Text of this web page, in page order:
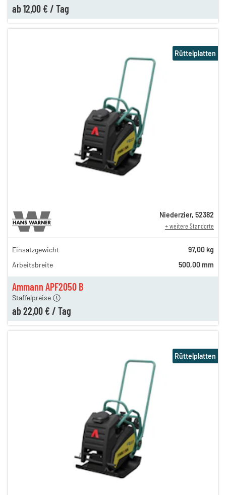
ab 12,00 € / Tag
Ammann APF2050 B
35,00 €
27,00 €
Staffelpreise
ab 22,00 € / Tag
Rüttelplatten
Niederzier, 52382
+ weitere Standorte
Einsatzgewicht
97,00 kg
Arbeitsbreite
500,00 mm
Rüttelplatten